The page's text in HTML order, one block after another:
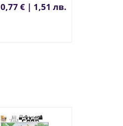
0,77 € | 1,51 лв.